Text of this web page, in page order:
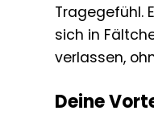
Tragegefühl.
sich in
verlassen,
Deine